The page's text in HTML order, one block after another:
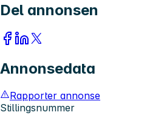
Del annonsen
Annonsedata
Rapporter annonse
Stillingsnummer